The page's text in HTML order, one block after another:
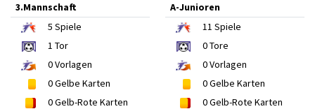
3.Mannschaft
5 Spiele
1 Tor
0Vorlagen
0Gelbe Karten
0Gelb-Rote Karten
A-Junioren
11 Spiele
0Tore
0Vorlagen
0Gelbe Karten
0Gelb-Rote Karten